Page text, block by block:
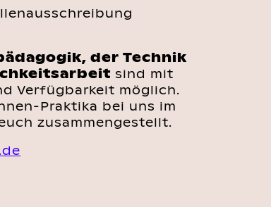
der Technik
sind mit
Verfügbarkeit möglich.
Praktika bei uns im
zusammengestellt.